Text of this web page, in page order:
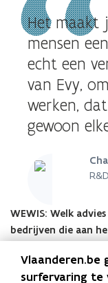
voor
een
vergrote
weergave)
Het maakt
mensen
echt een
van Evy,
werken,
gewoon
WEWIS: Welk
bedrijven die aan
Charisse:Geef het
proefperiode. Zo
Vlaanderen.be
surfervaring te